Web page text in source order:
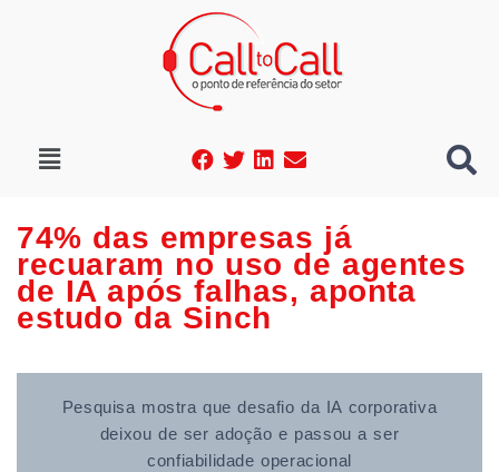
74% das empresas já
recuaram no uso de agentes
de IA após falhas, aponta
estudo da Sinch
Pesquisa mostra que desafio da IA corporativa
deixou de ser adoção e passou a ser
confiabilidade operacional